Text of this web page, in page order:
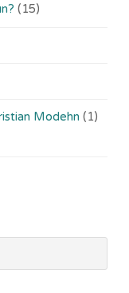
(15)
Modehn (1)